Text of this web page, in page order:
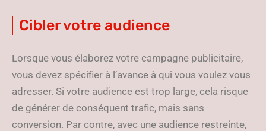
Cibler votre audience
Lorsque vous élaborez votre campagne publicitaire,
vous devez spécifier à l’avance à qui vous voulez vous
adresser. Si votre audience est trop large, cela risque
de générer de conséquent trafic, mais sans
conversion. Par contre, avec une audience restreinte,